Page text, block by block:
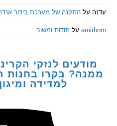
התקנה של מערכת בידור אנדרויד ברכב
עלתודות ומשוב
לנזקי הקרינה
בקרו בחנות האתר
למדידה ומיגון ביתי